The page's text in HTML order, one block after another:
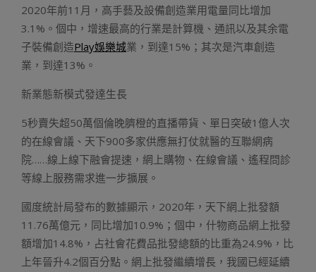
2020年前11月，高手藝及設備創造業用電量同比增加
3.1%。個中，增速最高的行業是計算機、通訊以及其余電
子裝備創造Play娛樂城業，到達15%；其次是汽車創造
業，到達13%。
新業態新模式發達生長
5秒賣失超50萬個倫晚臍橙的直播帶貨、單日突破1億人次
的在線會議、天下900多家供應無打仗就醫的互聯網病
院……線上線下融會提速，網上購物、在線會議、遙程問診
等線上服務需求進一步擴展。
國度統計局發布的數據顯示，2020年，天下網上批發額
11.76萬億元，同比增加10.9%；個中，什物商品網上批發
額增加14.8%，占社會花費品批發總額的比重為24.9%，比
上年晉升4.2個百分點。網上批發繼續增長，我國已經延續